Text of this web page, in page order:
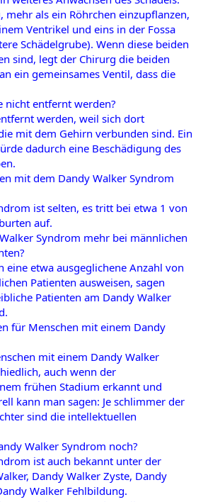
mehr als ein Röhrchen einzupflanzen,
Ventrikel und eins in der Fossa
Schädelgrube). Wenn diese beiden
sind, legt der Chirurg die beiden
ein gemeinsames Ventil, dass die
nicht entfernt werden?
werden, weil sich dort
mit dem Gehirn verbunden sind. Ein
dadurch eine Beschädigung des
mit dem Dandy Walker Syndrom
ist selten, es tritt bei etwa 1 von
auf.
Syndrom mehr bei männlichen
eine etwa ausgeglichene Anzahl von
Patienten ausweisen, sagen
Patienten am Dandy Walker
für Menschen mit einem Dandy
mit einem Dandy Walker
auch wenn der
frühen Stadium erkannt und
kann man sagen: Je schlimmer der
sind die intellektuellen
Walker Syndrom noch?
ist auch bekannt unter der
Dandy Walker Zyste, Dandy
Walker Fehlbildung.